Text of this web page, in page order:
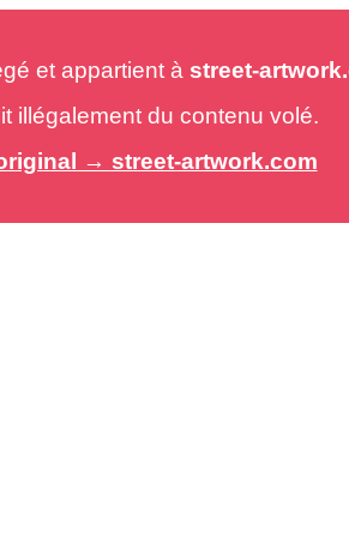
et appartient à street-
illégalement du contenu volé.
→ street-artwork.com